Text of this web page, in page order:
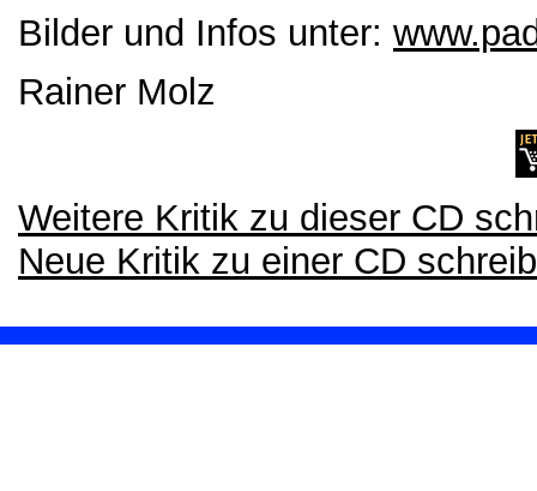
Bilder und Infos unter:
Rainer Molz
Weitere Kritik zu dieser CD
Neue Kritik zu einer CD